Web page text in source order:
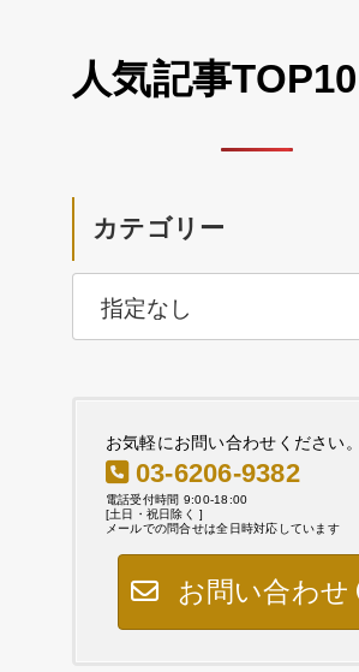
人気記事TOP10
カテゴリー
お気軽にお問い合わせください。
03-6206-9382
電話受付時間 9:00-18:00
[土日・祝日除く ]
メールでの問合せは全日時対応しています
お問い合わせ